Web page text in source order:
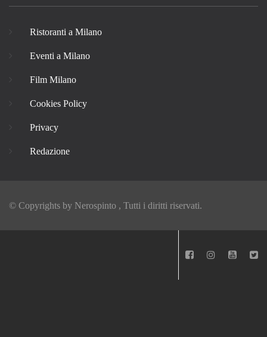
Ristoranti a Milano
Eventi a Milano
Film Milano
Cookies Policy
Privacy
Redazione
© Copyrights by Nerospinto , Tutti i diritti riservati.